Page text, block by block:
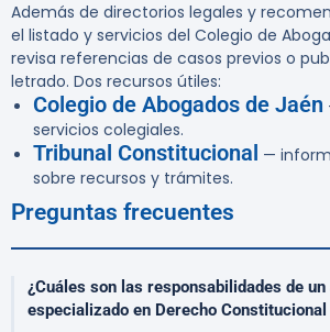
Además de directorios legales y
el listado y servicios del Colegio de
revisa referencias de casos previos o
letrado. Dos recursos útiles:
Colegio de Abogados de Jaén
servicios colegiales.
Tribunal Constitucional —
sobre recursos y trámites.
Preguntas frecuentes
¿Cuáles son las responsabilidades de un
especializado en Derecho Constitucional